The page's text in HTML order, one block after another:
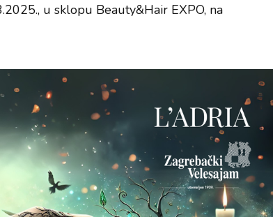
u sklopu Beauty&Hair EXPO, na